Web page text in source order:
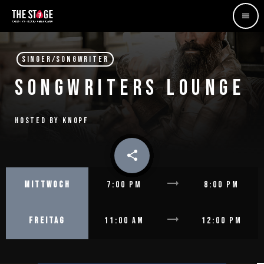
menu
SINGER/SONGWRITER
SONGWRITERS LOUNGE
HOSTED BY KNOPF
share
email
MITTWOCH 7:00 PM trending_flat 8:00 PM
FREITAG 11:00 AM trending_flat 12:00 PM